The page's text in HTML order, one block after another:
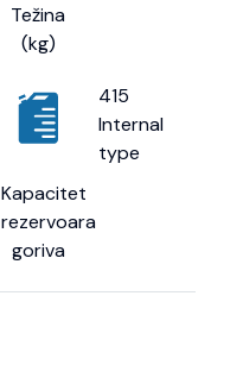
Težina
(kg)
Kapacitet
rezervoara
goriva
415
Internal
type